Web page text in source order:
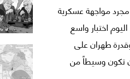
مجرد مواجهة عسكرية
اختبار واسع
طهران على
تكون وسيطاً من